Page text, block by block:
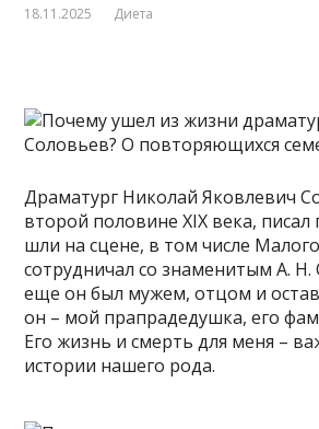
18.11.2025 Диета
Драматург Николай Яковлевич
второй половине XIX века,
шли на сцене, в том числе
сотрудничал со знаменитым А. Н.
еще он был мужем, отцом и
он – мой прапрадедушка, его
Его жизнь и смерть для меня –
истории нашего рода.